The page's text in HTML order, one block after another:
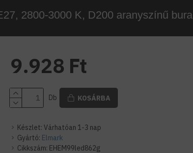
2800-3000 K, D200 aranyszínű bura
Készlet: Várhatóan 1-3 nap
Gyártó: Elmark
Cikkszám: EHEM99led862g
9.928 Ft
Db KOSÁRBA